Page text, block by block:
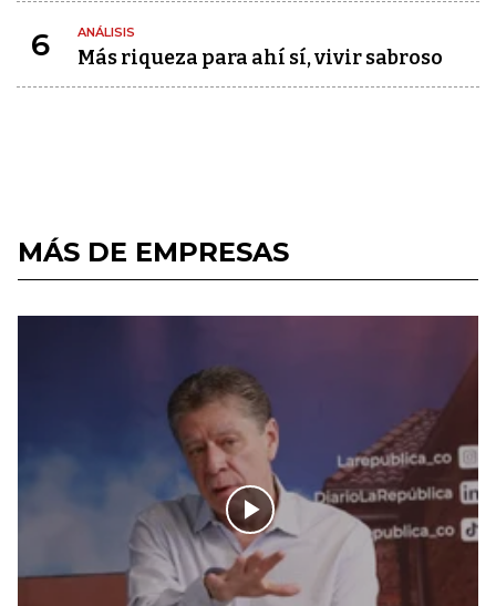
6 ANÁLISIS
Más riqueza para ahí sí, vivir sabroso
MÁS DE EMPRESAS